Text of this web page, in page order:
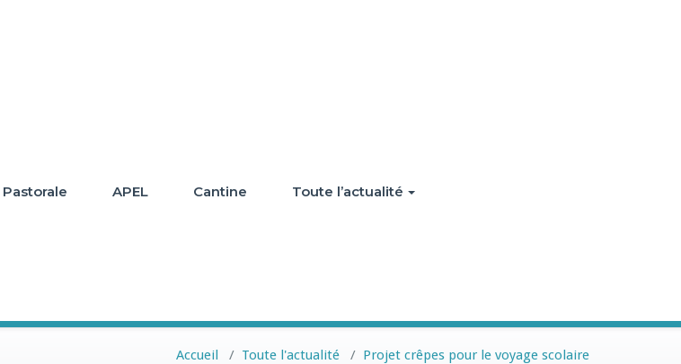
Pastorale APEL Cantine Toute l’actualité
Accueil / Toute l'actualité / Projet crêpes pour le voyage scolaire